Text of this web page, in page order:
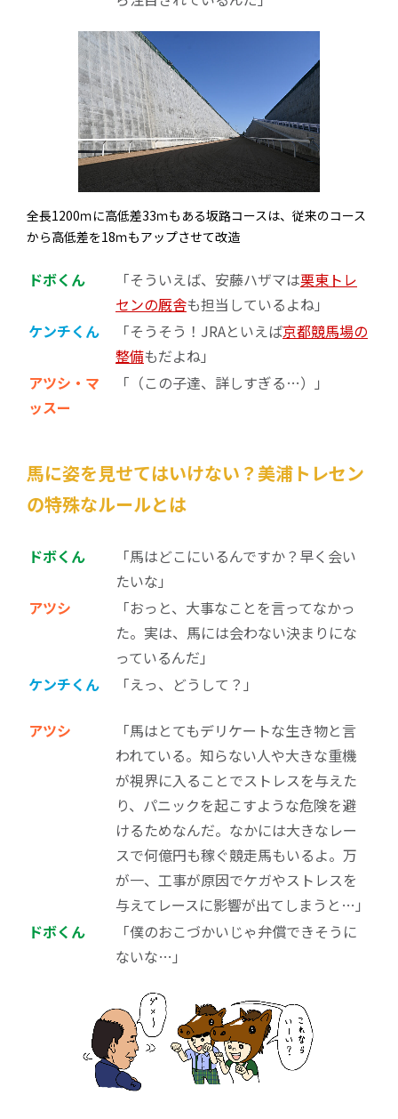
全長1200ｍに高低差33ｍもある坂路コースは、従来のコース
から高低差を18ｍもアップさせて改造
ドボくん 「そういえば、安藤ハザマは栗東トレ
センの厩舎も担当しているよね」
ケンチくん
「そうそう！JRAといえば京都競馬場の
整備もだよね」
アツシ・マ
ッスー
「（この子達、詳しすぎる…）」
馬に姿を見せてはいけない？美浦トレセン
の特殊なルールとは
ドボくん
「馬はどこにいるんですか？早く会い
たいな」
アツシ
「おっと、大事なことを言ってなかっ
た。実は、馬には会わない決まりにな
っているんだ」
ケンチくん
「えっ、どうして？」
アツシ
「馬はとてもデリケートな生き物と言
われている。知らない人や大きな重機
が視界に入ることでストレスを与えた
り、パニックを起こすような危険を避
けるためなんだ。なかには大きなレー
スで何億円も稼ぐ競走馬もいるよ。万
が一、工事が原因でケガやストレスを
与えてレースに影響が出てしまうと…」
ドボくん
「僕のおこづかいじゃ弁償できそうに
ないな…」